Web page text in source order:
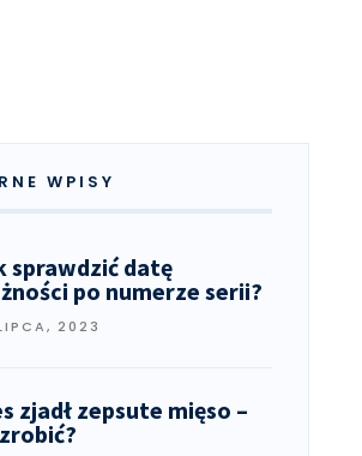
WPISY
sprawdzić datę
po numerze serii?
2023
zjadł zepsute mięso –